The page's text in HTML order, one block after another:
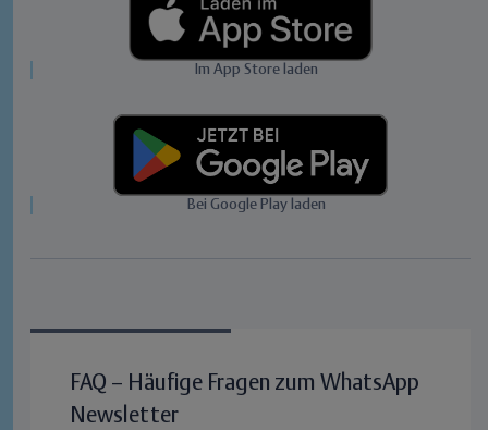
Im App Store laden
Bei Google Play laden
FAQ – Häufige Fragen zum WhatsApp
Newsletter